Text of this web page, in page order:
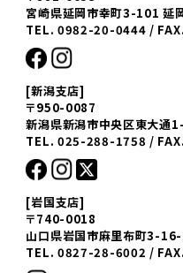
宮崎県延岡市幸町3-101 延
TEL. 0982-20-0444 /
[新潟支店]
〒950-0087
新潟県新潟市中央区東大通
TEL. 025-288-1758 /
[岩国支店]
〒740-0018
山口県岩国市麻里布町3-
TEL. 0827-28-6002 /